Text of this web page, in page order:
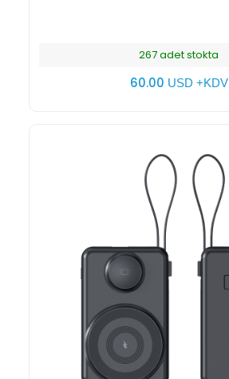
267 adet stokta
60.00 USD +KDV